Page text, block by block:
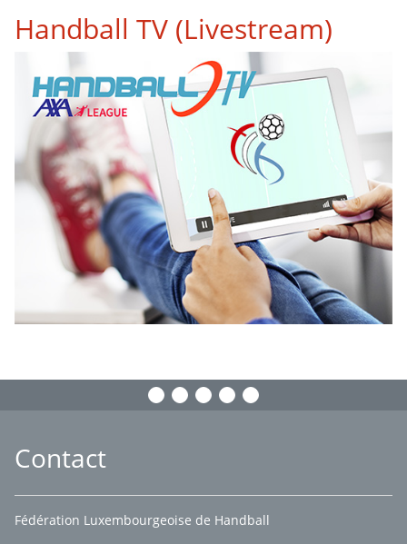
Handball TV (Livestream)
Contact
Fédération Luxembourgeoise de Handball